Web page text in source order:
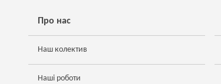
Про нас
Наш колектив
Наші роботи